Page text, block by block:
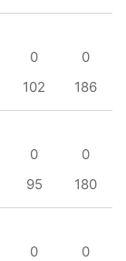
0
0
102 186
0
0
95 180
0
0